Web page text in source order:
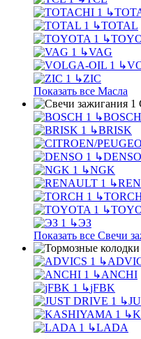
↳
↳TOTAL
↳
↳VAG
↳
↳ZIC
Показать все Масла
↳BOSCH
↳BRISK
↳DENSO
↳NGK
↳
↳
↳
↳ЭЗ
Показать все Свечи
↳
↳ANCHI
↳jFBK
↳
↳
↳LADA